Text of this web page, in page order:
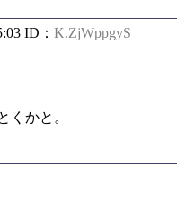
ID： K.ZjWppgyS
かと。